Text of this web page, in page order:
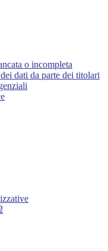
o incompleta
dati da parte dei titolari